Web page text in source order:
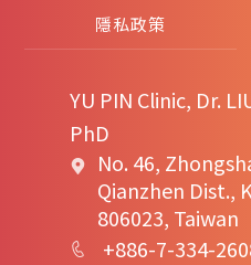
隱私政策
YU PIN Clinic, Dr.
PhD
No. 46,
Qianzhen Dist.,
806023, Taiwan
+886-7-334-